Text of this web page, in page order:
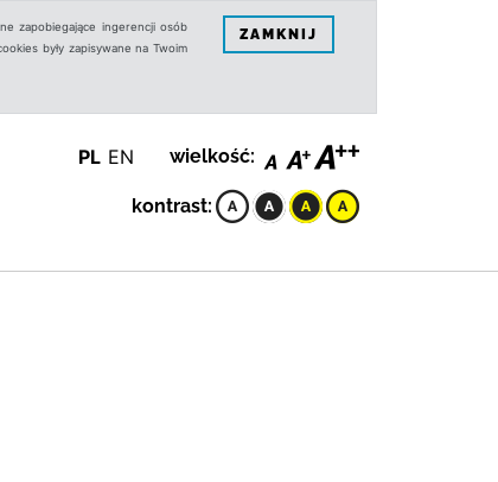
zapobiegające ingerencji osób
były zapisywane na Twoim
ZAMKNIJ
PL EN wielkość:
kontrast: